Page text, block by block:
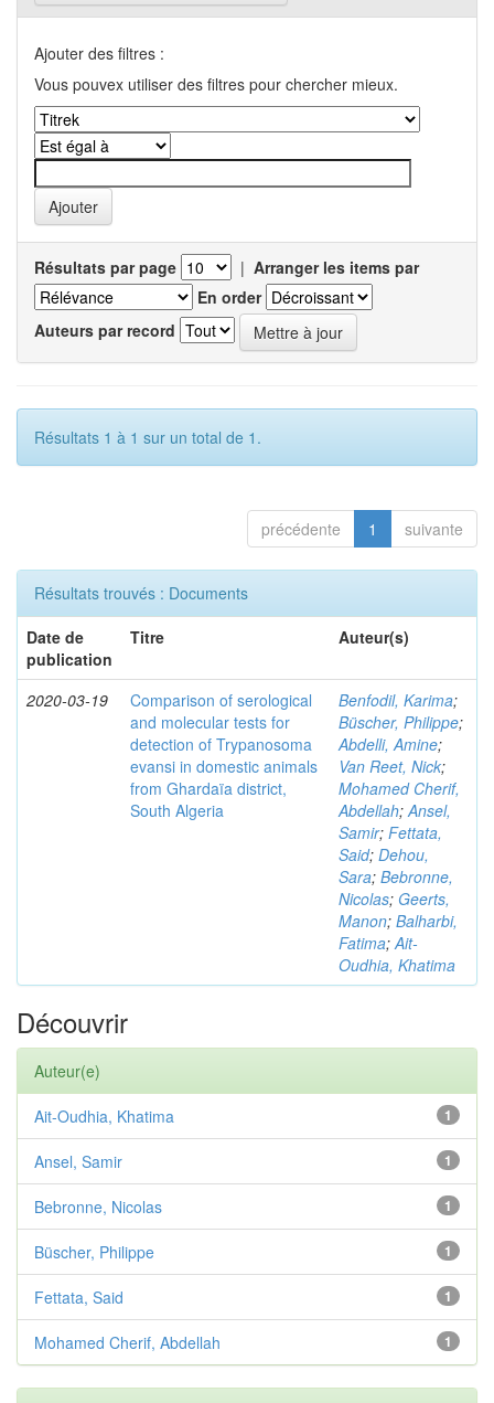
Ajouter des filtres :
Vous pouvex utiliser des filtres pour chercher mieux.
Résultats par page | Arranger les items par
En order
Auteurs par record
Résultats 1 à 1 sur un total de 1.
précédente 1 suivante
Résultats trouvés : Documents
Date de
publication
Titre Auteur(s)
2020-03-19
Comparison of serological
and molecular tests for
detection of Trypanosoma
evansi in domestic animals
from Ghardaïa district,
South Algeria
Benfodil, Karima;
Büscher, Philippe;
Abdelli, Amine;
Van Reet, Nick;
Mohamed Cherif,
Abdellah;Ansel,
Samir; Fettata,
Said; Dehou,
Sara; Bebronne,
Nicolas; Geerts,
Manon; Balharbi,
Fatima;Ait-
Oudhia, Khatima
Découvrir
Auteur(e)
1
Ait-Oudhia, Khatima
1
Ansel, Samir
1
Bebronne, Nicolas
1
Büscher, Philippe
1
Fettata, Said
1
Mohamed Cherif, Abdellah